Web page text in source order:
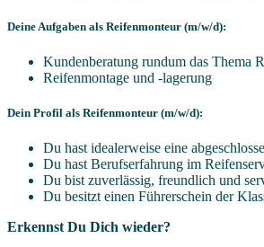
Deine Aufgaben als Reifenmonteur (m/w/d):
Kundenberatung rundum das Thema
Reifenmontage und -lagerung
Dein Profil als Reifenmonteur (m/w/d):
Du hast idealerweise eine
Du hast Berufserfahrung im
Du bist zuverlässig, freundlich und
Du besitzt einen Führerschein der
Erkennst Du Dich wieder?